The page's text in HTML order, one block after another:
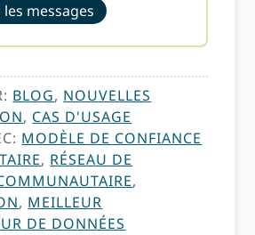
messages
BLOG, NOUVELLES
, CAS D'USAGE
MODÈLE DE CONFIANCE
, RÉSEAU DE
,
, MEILLEUR
DE DONNÉES